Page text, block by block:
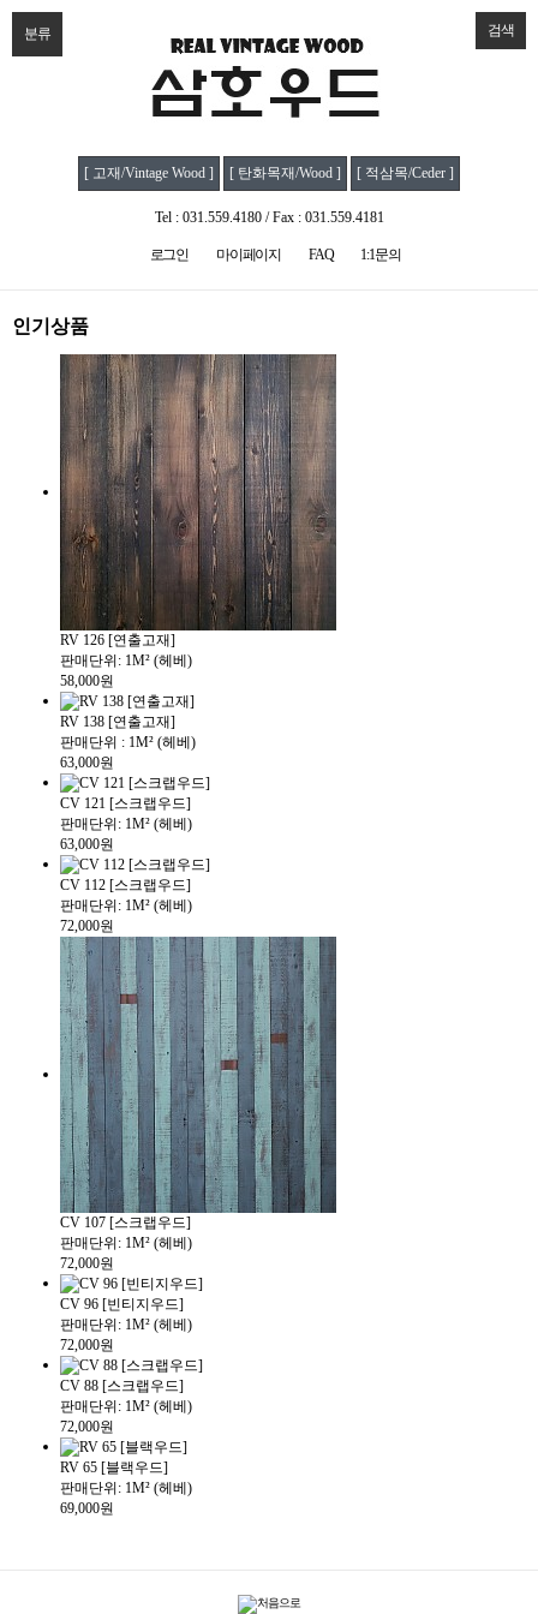
분류 검색
[ 고재/Vintage Wood ] [ 탄화목재/Wood ] [ 적삼목/Ceder ]
Tel : 031.559.4180 / Fax : 031.559.4181
로그인 마이페이지 FAQ 1:1문의
인기상품
RV 126 [연출고재]
판매단위: 1M² (헤베)
58,000원
RV 138 [연출고재]
판매단위 : 1M² (헤베)
63,000원
CV 121 [스크랩우드]
판매단위: 1M² (헤베)
63,000원
CV 112 [스크랩우드]
판매단위: 1M² (헤베)
72,000원
CV 107 [스크랩우드]
판매단위: 1M² (헤베)
72,000원
CV 96 [빈티지우드]
판매단위: 1M² (헤베)
72,000원
CV 88 [스크랩우드]
판매단위: 1M² (헤베)
72,000원
RV 65 [블랙우드]
판매단위: 1M² (헤베)
69,000원